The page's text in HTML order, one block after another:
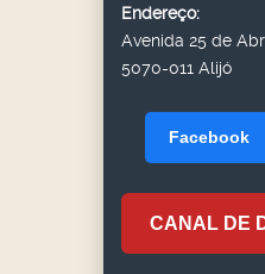
Endereço:
Avenida 25 de
5070-011 Alijó
Facebook
CANAL DE